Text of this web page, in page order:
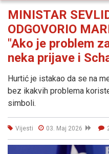
MINISTAR
ODGOVORIO
"Ako je problem
neka prijave i
Hurtić je istakao da se na
bez ikakvih problema
simboli.
Vijesti 03. Maj 2026